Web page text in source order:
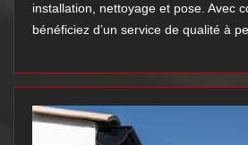
installation, nettoyage et pose. Avec
bénéficiez d’un service de qualité à